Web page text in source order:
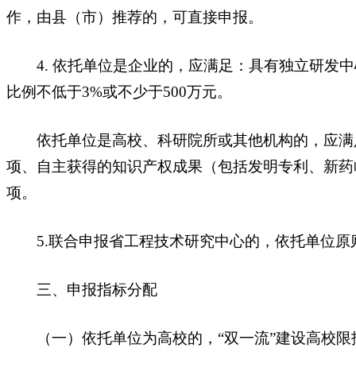
作，由县（市）推荐的，可直接申报。
4. 依托单位是企业的，应满足：具有独立研发中
比例不低于3%或不少于500万元。
依托单位是高校、科研院所或其他机构的，应满
项、自主获得的知识产权成果（包括发明专利、新
项。
5.联合申报省工程技术研究中心的，依托单位原
三、申报指标分配
（一）依托单位为高校的，“双一流”建设高校限